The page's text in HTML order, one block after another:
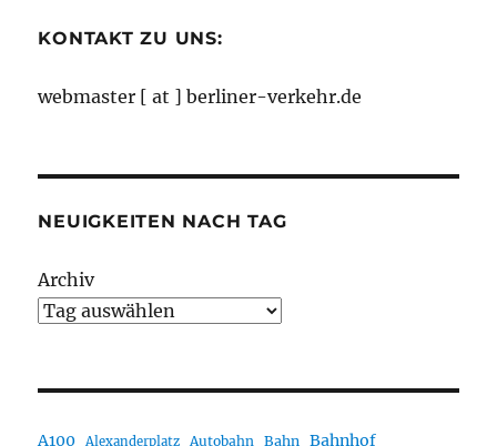
KONTAKT ZU UNS:
webmaster [ at ] berliner-verkehr.de
NEUIGKEITEN NACH TAG
Archiv
A100 Alexanderplatz Autobahn Bahn Bahnhof